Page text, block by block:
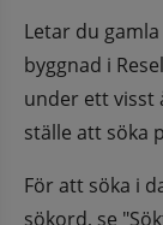
Letar du
byggnad i
under ett visst
ställe att söka
För att söka i
sökord, se